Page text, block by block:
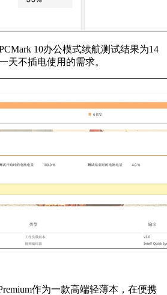
10办公模式续航测试结果为14
天不插电使用的需求。
作为一款高端轻薄本，在便携